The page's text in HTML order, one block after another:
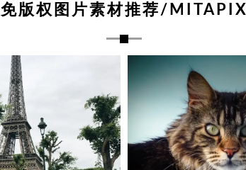
免版权图片素材推荐/MITAPIX